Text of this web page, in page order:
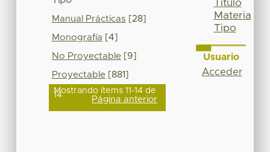
Manual Prácticas [28]
Monografía [4]
No Proyectable[9]
Proyectable[881]
Mostrando ítems 11-14 de
14 Página anterior
Título
Materia
Tipo
Usuario
Acceder